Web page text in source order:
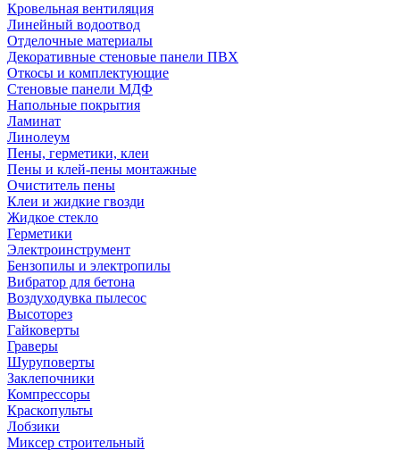
Кровельная вентиляция
Линейный водоотвод
Отделочные материалы
Декоративные стеновые панели ПВХ
Откосы и комплектующие
Стеновые панели МДФ
Напольные покрытия
Ламинат
Линолеум
Пены, герметики, клеи
Пены и клей-пены монтажные
Очиститель пены
Клеи и жидкие гвозди
Жидкое стекло
Герметики
Электроинструмент
Бензопилы и электропилы
Вибратор для бетона
Воздуходувка пылесос
Высоторез
Гайковерты
Граверы
Шуруповерты
Заклепочники
Компрессоры
Краскопульты
Лобзики
Миксер строительный